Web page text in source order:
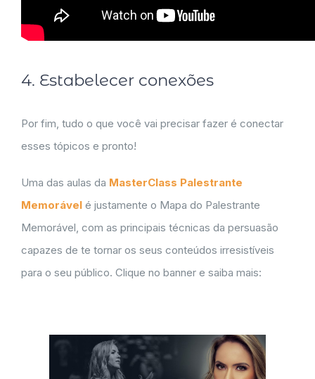
4. Estabelecer conexões
Por fim, tudo o que você vai precisar fazer é conectar
esses tópicos e pronto!
Uma das aulas da MasterClass Palestrante
Memorávelé justamente o Mapa do Palestrante
Memorável, com as principais técnicas da persuasão
capazes de te tornar os seus conteúdos irresistíveis
para o seu público. Clique no banner e saiba mais: